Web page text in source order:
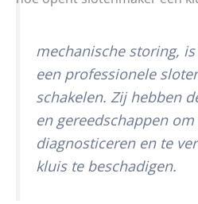
mechanische storing,
een professionele
schakelen. Zij hebben
en gereedschappen
diagnosticeren en te
kluis te beschadigen.